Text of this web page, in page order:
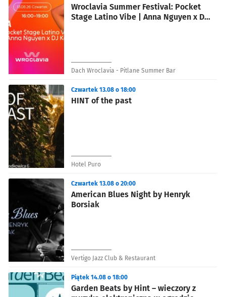
Wroclavia Summer Festival: Pocket
Stage Latino Vibe | Anna Nguyen x DJ
Dach Wroclavia - Pitlane Summer Bar
HINT of the past
Czwartek 13.08 o 18:00
Hotel Puro
American Blues Night by Henryk
Borsiak
Czwartek 13.08 o 20:00
Vertigo Jazz Club & Restaurant
Garden Beats by Hint – wieczory z
Piątek 14.08 o 18:00